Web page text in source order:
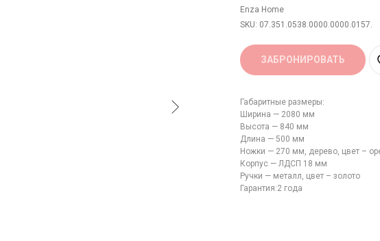
Enza Home
SKU: 07.351.0538.0000.0000.0157.
ЗАБРОНИРОВАТЬ
Габаритные размеры:
Ширина — 2080 мм
Высота — 840 мм
Длина — 500 мм
Ножки — 270 мм, дерево, цвет –
Корпус — ЛДСП 18 мм
Ручки — металл, цвет – золото
Гарантия:2 года